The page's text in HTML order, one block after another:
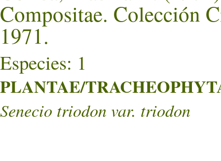
Compositae. Colección
1971.
Especies: 1
PLANTAE/
Senecio triodon var. triodon